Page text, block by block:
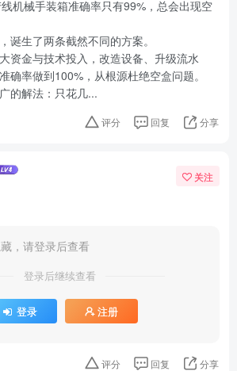
机械手装箱准确率只有99%，总会出现空
诞生了两条截然不同的方案。
资金与技术投入，改造设备、升级流水
确率做到100%，从根源杜绝空盒问题。
的解法：只花几...
评分 回复 分享
关注
，请登录后查看
登录后继续查看
登录 注册
评分 回复 分享